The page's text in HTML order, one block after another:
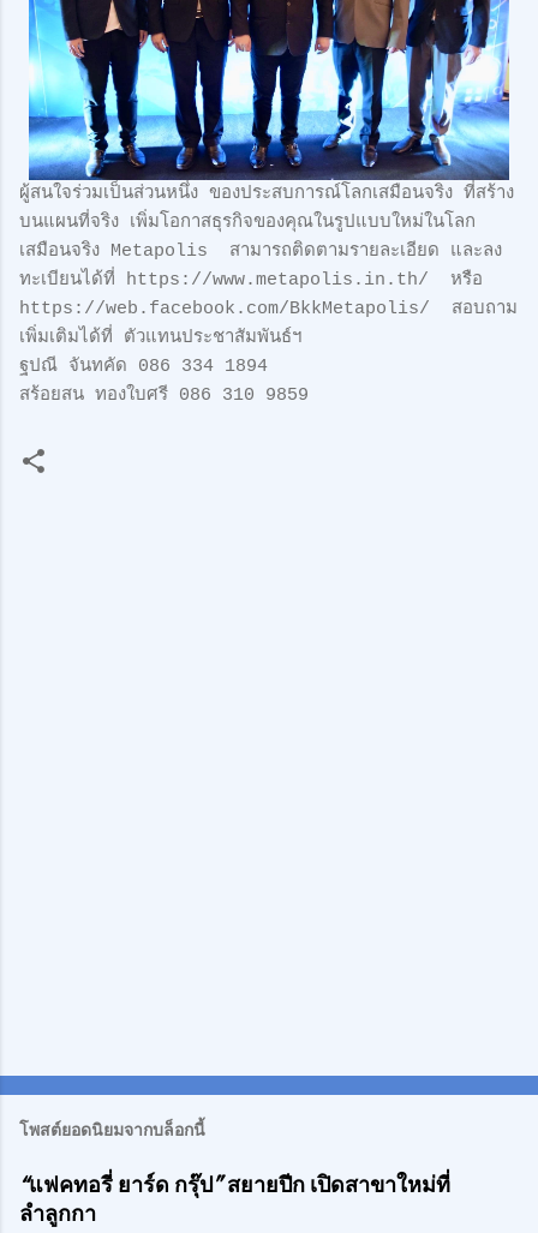
ผู้สนใจร่วมเป็นส่วนหนึ่ง ของประสบการณ์โลกเสมือนจริง ที่สร้าง
บนแผนที่จริง เพิ่มโอกาสธุรกิจของคุณในรูปแบบใหม่ในโลก
เสมือนจริง Metapolis สามารถติดตามรายละเอียด และลง
ทะเบียนได้ที่ https://www.metapolis.in.th/ หรือ
https://web.facebook.com/BkkMetapolis/ สอบถาม
เพิ่มเติมได้ที่ ตัวแทนประชาสัมพันธ์ฯ
ฐปณี จันทคัด 086 334 1894
สร้อยสน ทองใบศรี 086 310 9859
โพสต์ยอดนิยมจากบล็อกนี้
“แฟคทอรี่ ยาร์ด กรุ๊ป” สยายปีก เปิดสาขาใหม่ที่
ลำลูกกา